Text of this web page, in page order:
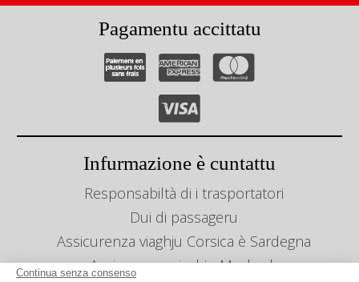
Continua senza consenso
Pagamentu accittatu
Infurmazione è cuntattu
Responsabiltà di i trasportatori
Dui di passageru
Assicurenza viaghju Corsica è Sardegna
Assicurenza viaghju Maghreb